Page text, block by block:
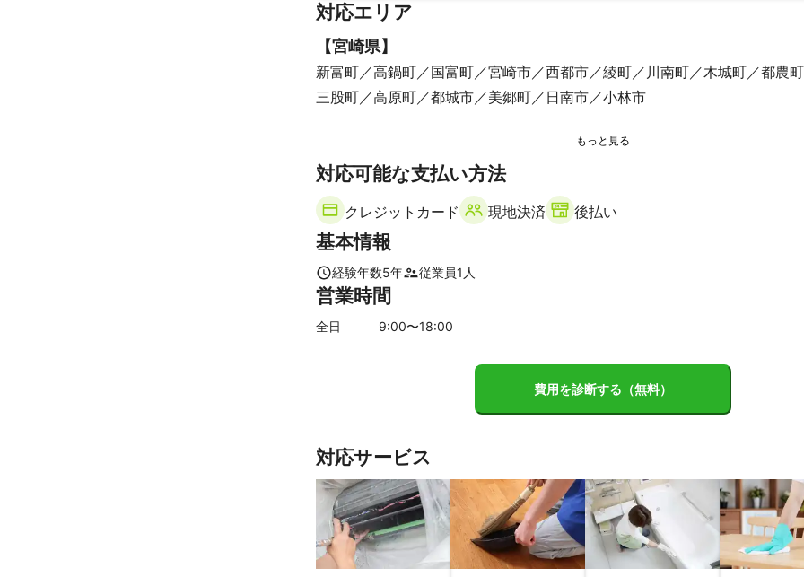
対応エリア
【宮崎県】
新富町 高鍋町 国富町 宮崎市 西都市 綾町 川南町 木城町 都農町
三股町
高原町 都城市 美郷町 日南市 小林市
対応可能な支払い方法
クレジットカード 現地決済 後払い
基本情報
経験年数5年 従業員1 人
営業時間
全日 9:00〜18:00
費用を診断する（無料）
対応サービス